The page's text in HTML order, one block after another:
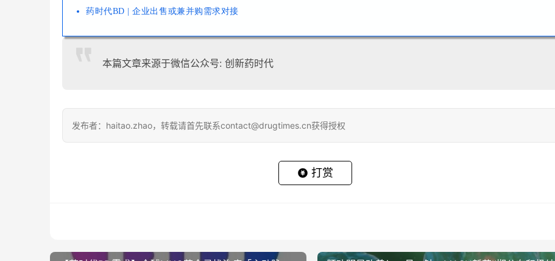
药时代BD | 企业出售或兼并购需求对接
本篇文章来源于微信公众号: 创新药时代
发布者：haitao.zhao，转载请首先联系contact@drugtimes.cn获得授权
打赏